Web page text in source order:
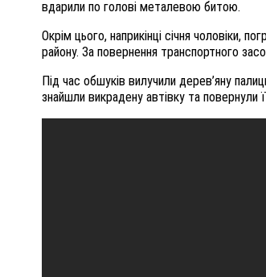
вдарили по голові металевою битою.
Окрім цього, наприкінці січня чоловіки,
району. За повернення транспортного
Під час обшуків вилучили дерев’яну
знайшли викрадену автівку та повернули